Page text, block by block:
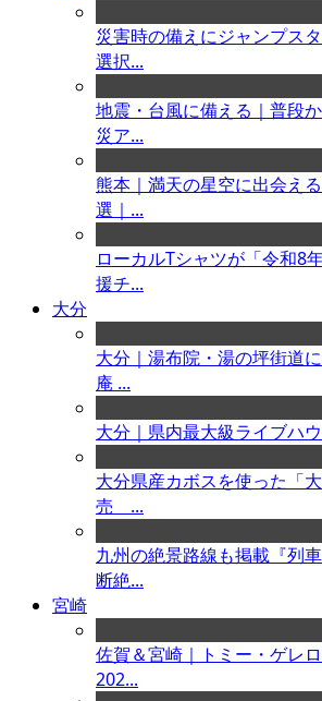
災害時の備えにジャンプス
選択...
地震・台風に備える｜普段
災ア...
熊本｜満天の星空に出会え
選｜...
ローカルTシャツが「令和8
援チ...
大分
大分｜湯布院・湯の坪街道
庵 ...
大分｜県内最大級ライブハ
大分県産カボスを使った「
売 ...
九州の絶景路線も掲載『列
断絶...
宮崎
佐賀＆宮崎｜トミー・ゲレ
202...